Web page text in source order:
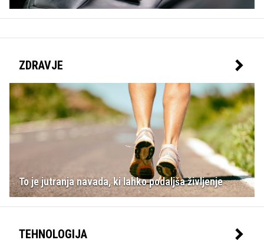
ZDRAVJE
To je jutranja navada, ki lahko podaljša življenje
TEHNOLOGIJA